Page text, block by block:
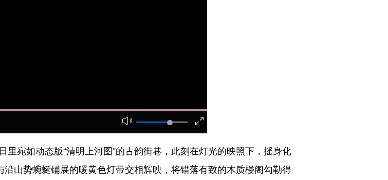
宛如动态版“清明上河图”的古韵街巷，此刻在灯光的映照下，摇身化
山势蜿蜒铺展的暖黄色灯带交相辉映，将错落有致的木质楼阁勾勒得